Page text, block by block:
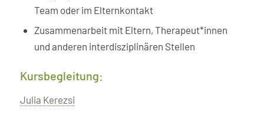
Team oder im Elternkontakt
Zusammenarbeit mit Eltern, Therapeut*innen
und anderen interdisziplinären Stellen
Kursbegleitung:
Julia Kerezsi